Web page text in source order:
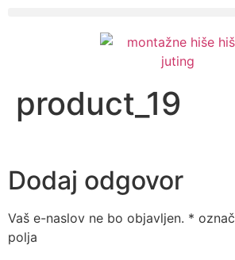
product_19
Dodaj odgovor
Vaš e-naslov ne bo objavljen. *
polja